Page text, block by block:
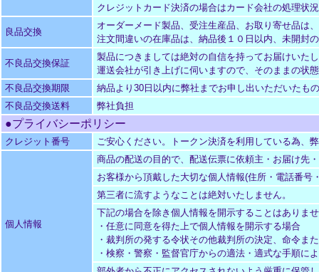
クレジットカード決済の場合はカード会社の処理状
良品交換
オーダーメード製品、受注生産品、お取り寄せ品は
注文間違いの在庫品は、納品後１０日以内、未開封
不良品交換保証
製品につきましては絶対の自信を持ってお届けいた
運送会社が引き上げに伺いますので、そのままの状
不良品交換期限
納品より30日以内に弊社までお申し出いただいたもの
不良品交換送料
弊社負担
●プライバシーポリシー
クレジット番号 ご安心ください。トークン決済を利用している為、
個人情報
商品の配送の目的で、配送伝票に依頼主・お届け先
お客様から頂戴した大切な個人情報(住所・電話番号
第三者に流すようなことは絶対いたしません。
下記の場合を除き個人情報を開示することはありま
・任意に同意を得た上で個人情報を開示する場合
・裁判所の発する令状その他裁判所の決定、命令ま
・検察・警察・監督官庁からの適法・適式な手順に